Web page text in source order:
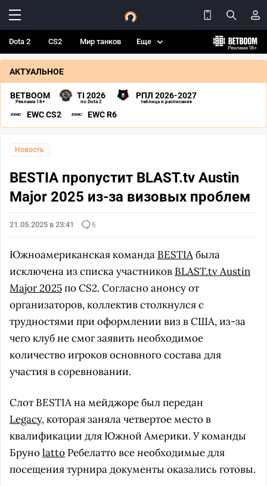
Dota 2 CS2 Мир танков Еще
АКТУАЛЬНОЕ
BETBOOM
Реклама 18+
TI 2026
по Dota 2
РПЛ 2026-2027
таблица и расписание
EWC CS2 EWC R6
Новость
BESTIA пропустит BLAST.tv Austin
Major 2025 из-за визовых проблем
21.05.2025 в 23:41 6
Южноамериканская команда BESTIAбыла
исключена из списка участников BLAST.tv Austin
Major 2025по CS2. Согласно анонсу от
организаторов, коллектив столкнулся с
трудностями при оформлении виз в США, из-за
чего клуб не смог заявить необходимое
количество игроков основного состава для
участия в соревновании.
Слот BESTIA на мейджоре был передан
Legacy, которая заняла четвертое место в
квалификации для Южной Америки. У команды
Бруноlatto Ребелатто все необходимые для
посещения турнира документы оказались готовы.